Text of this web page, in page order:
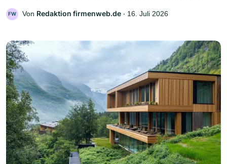
FW Von Redaktion firmenweb.de ‧ 16. Juli 2026